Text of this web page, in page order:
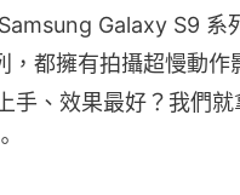
Galaxy S9 系
，都擁有拍攝超慢動
手、效果最好？我們